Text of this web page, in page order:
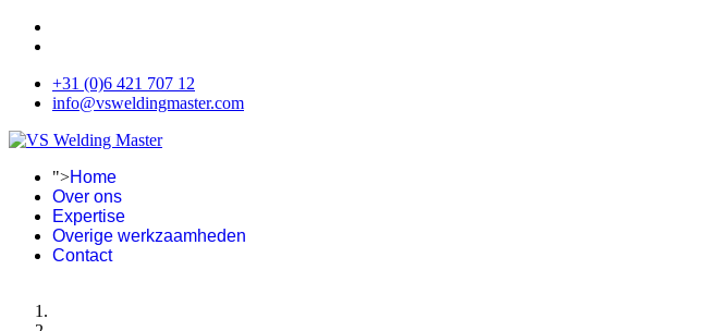
+31 (0)6 421 707 12
info@vsweldingmaster.com
">Home
Over ons
Expertise
Overige werkzaamheden
Contact